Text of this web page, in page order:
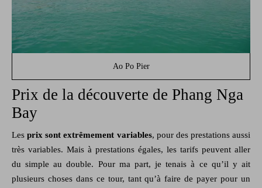
Ao Po Pier
Prix de la découverte de Phang Nga
Bay
Lesprix sont extrêmement variables, pour des prestations aussi
très variables. Mais à prestations égales, les tarifs peuvent aller
du simple au double. Pour ma part, je tenais à ce qu’il y ait
plusieurs choses dans ce tour, tant qu’à faire de payer pour un